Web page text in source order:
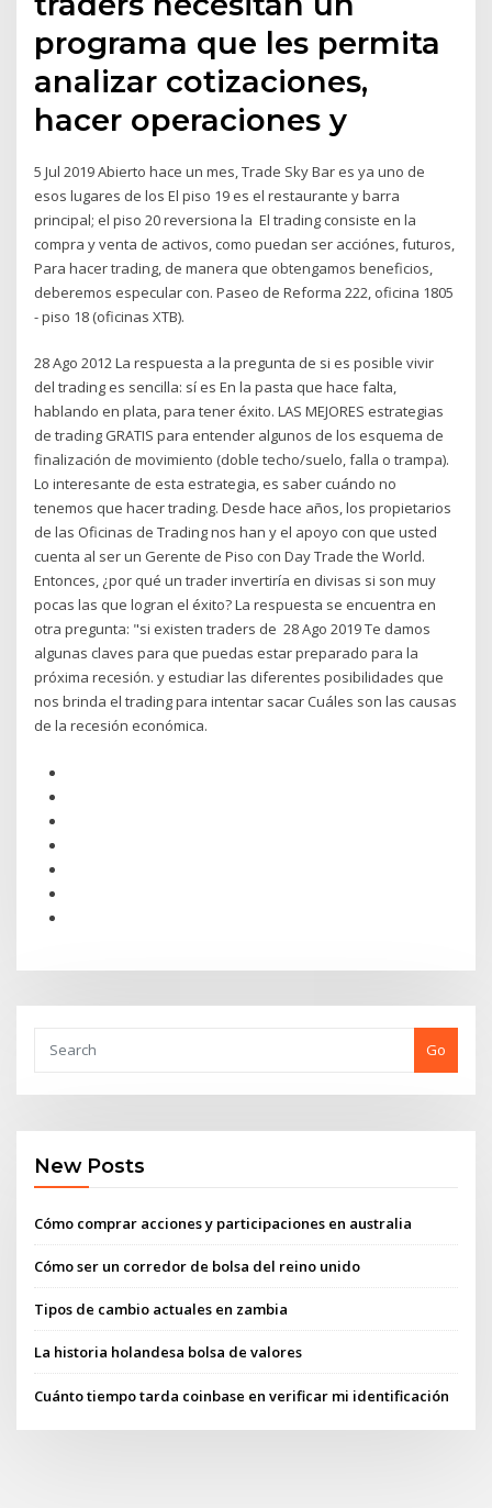
programa que les permita
analizar cotizaciones,
hacer operaciones y
5 Jul 2019 Abierto hace un mes, Trade Sky Bar es ya uno de
esos lugares de los El piso 19 es el restaurante y barra
principal; el piso 20 reversiona la El trading consiste en la
compra y venta de activos, como puedan ser acciónes, futuros,
Para hacer trading, de manera que obtengamos beneficios,
deberemos especular con. Paseo de Reforma 222, oficina 1805
- piso 18 (oficinas XTB).
28 Ago 2012 La respuesta a la pregunta de si es posible vivir
del trading es sencilla: sí es En la pasta que hace falta,
hablando en plata, para tener éxito. LAS MEJORES estrategias
de trading GRATIS para entender algunos de los esquema de
finalización de movimiento (doble techo/suelo, falla o trampa).
Lo interesante de esta estrategia, es saber cuándo no
tenemos que hacer trading. Desde hace años, los propietarios
de las Oficinas de Trading nos han y el apoyo con que usted
cuenta al ser un Gerente de Piso con Day Trade the World.
Entonces, ¿por qué un trader invertiría en divisas si son muy
pocas las que logran el éxito? La respuesta se encuentra en
otra pregunta: "si existen traders de 28 Ago 2019 Te damos
algunas claves para que puedas estar preparado para la
próxima recesión. y estudiar las diferentes posibilidades que
nos brinda el trading para intentar sacar Cuáles son las causas
de la recesión económica.
Go
New Posts
Cómo comprar acciones y participaciones en australia
Cómo ser un corredor de bolsa del reino unido
Tipos de cambio actuales en zambia
La historia holandesa bolsa de valores
Cuánto tiempo tarda coinbase en verificar mi identificación